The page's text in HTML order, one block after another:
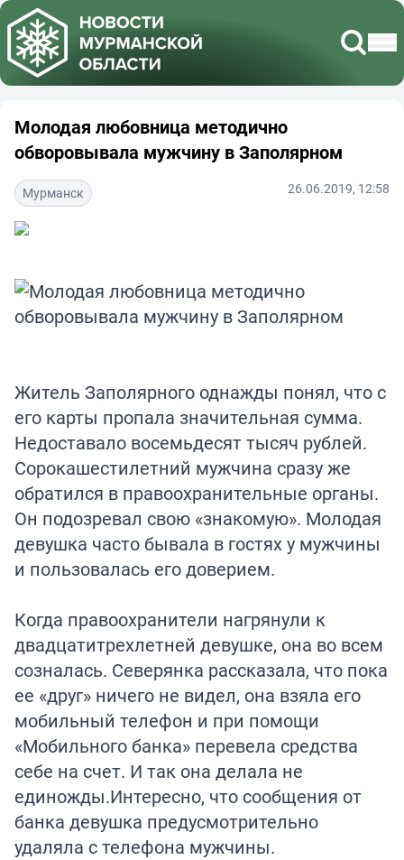
Молодая любовница методично
обворовывала мужчину в Заполярном
Мурманск 26.06.2019, 12:58
Житель Заполярного однажды понял, что с
его карты пропала значительная сумма.
Недоставало восемьдесят тысяч рублей.
Сорокашестилетний мужчина сразу же
обратился в правоохранительные органы.
Он подозревал свою «знакомую». Молодая
девушка часто бывала в гостях у мужчины
и пользовалась его доверием.
Когда правоохранители нагрянули к
двадцатитрехлетней девушке, она во всем
созналась. Северянка рассказала, что пока
ее «друг» ничего не видел, она взяла его
мобильный телефон и при помощи
«Мобильного банка» перевела средства
себе на счет. И так она делала не
единожды.Интересно, что сообщения от
банка девушка предусмотрительно
удаляла с телефона мужчины.